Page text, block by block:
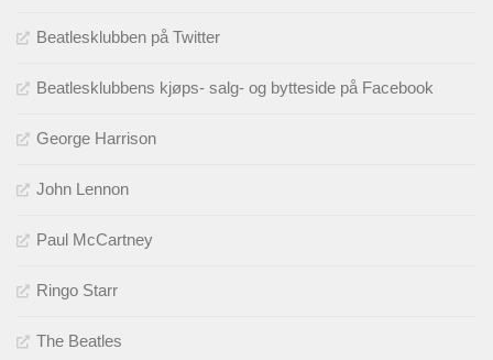
Beatlesklubben på Twitter
Beatlesklubbens kjøps- salg- og bytteside på Facebook
George Harrison
John Lennon
Paul McCartney
Ringo Starr
The Beatles